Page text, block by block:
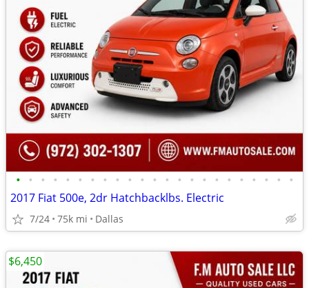
• • • • • • • • • • • • • • • • • • • • • • •
2017 Fiat 500e, 2dr Hatchbacklbs. Electric
7/24 75k mi Dallas
$6,450